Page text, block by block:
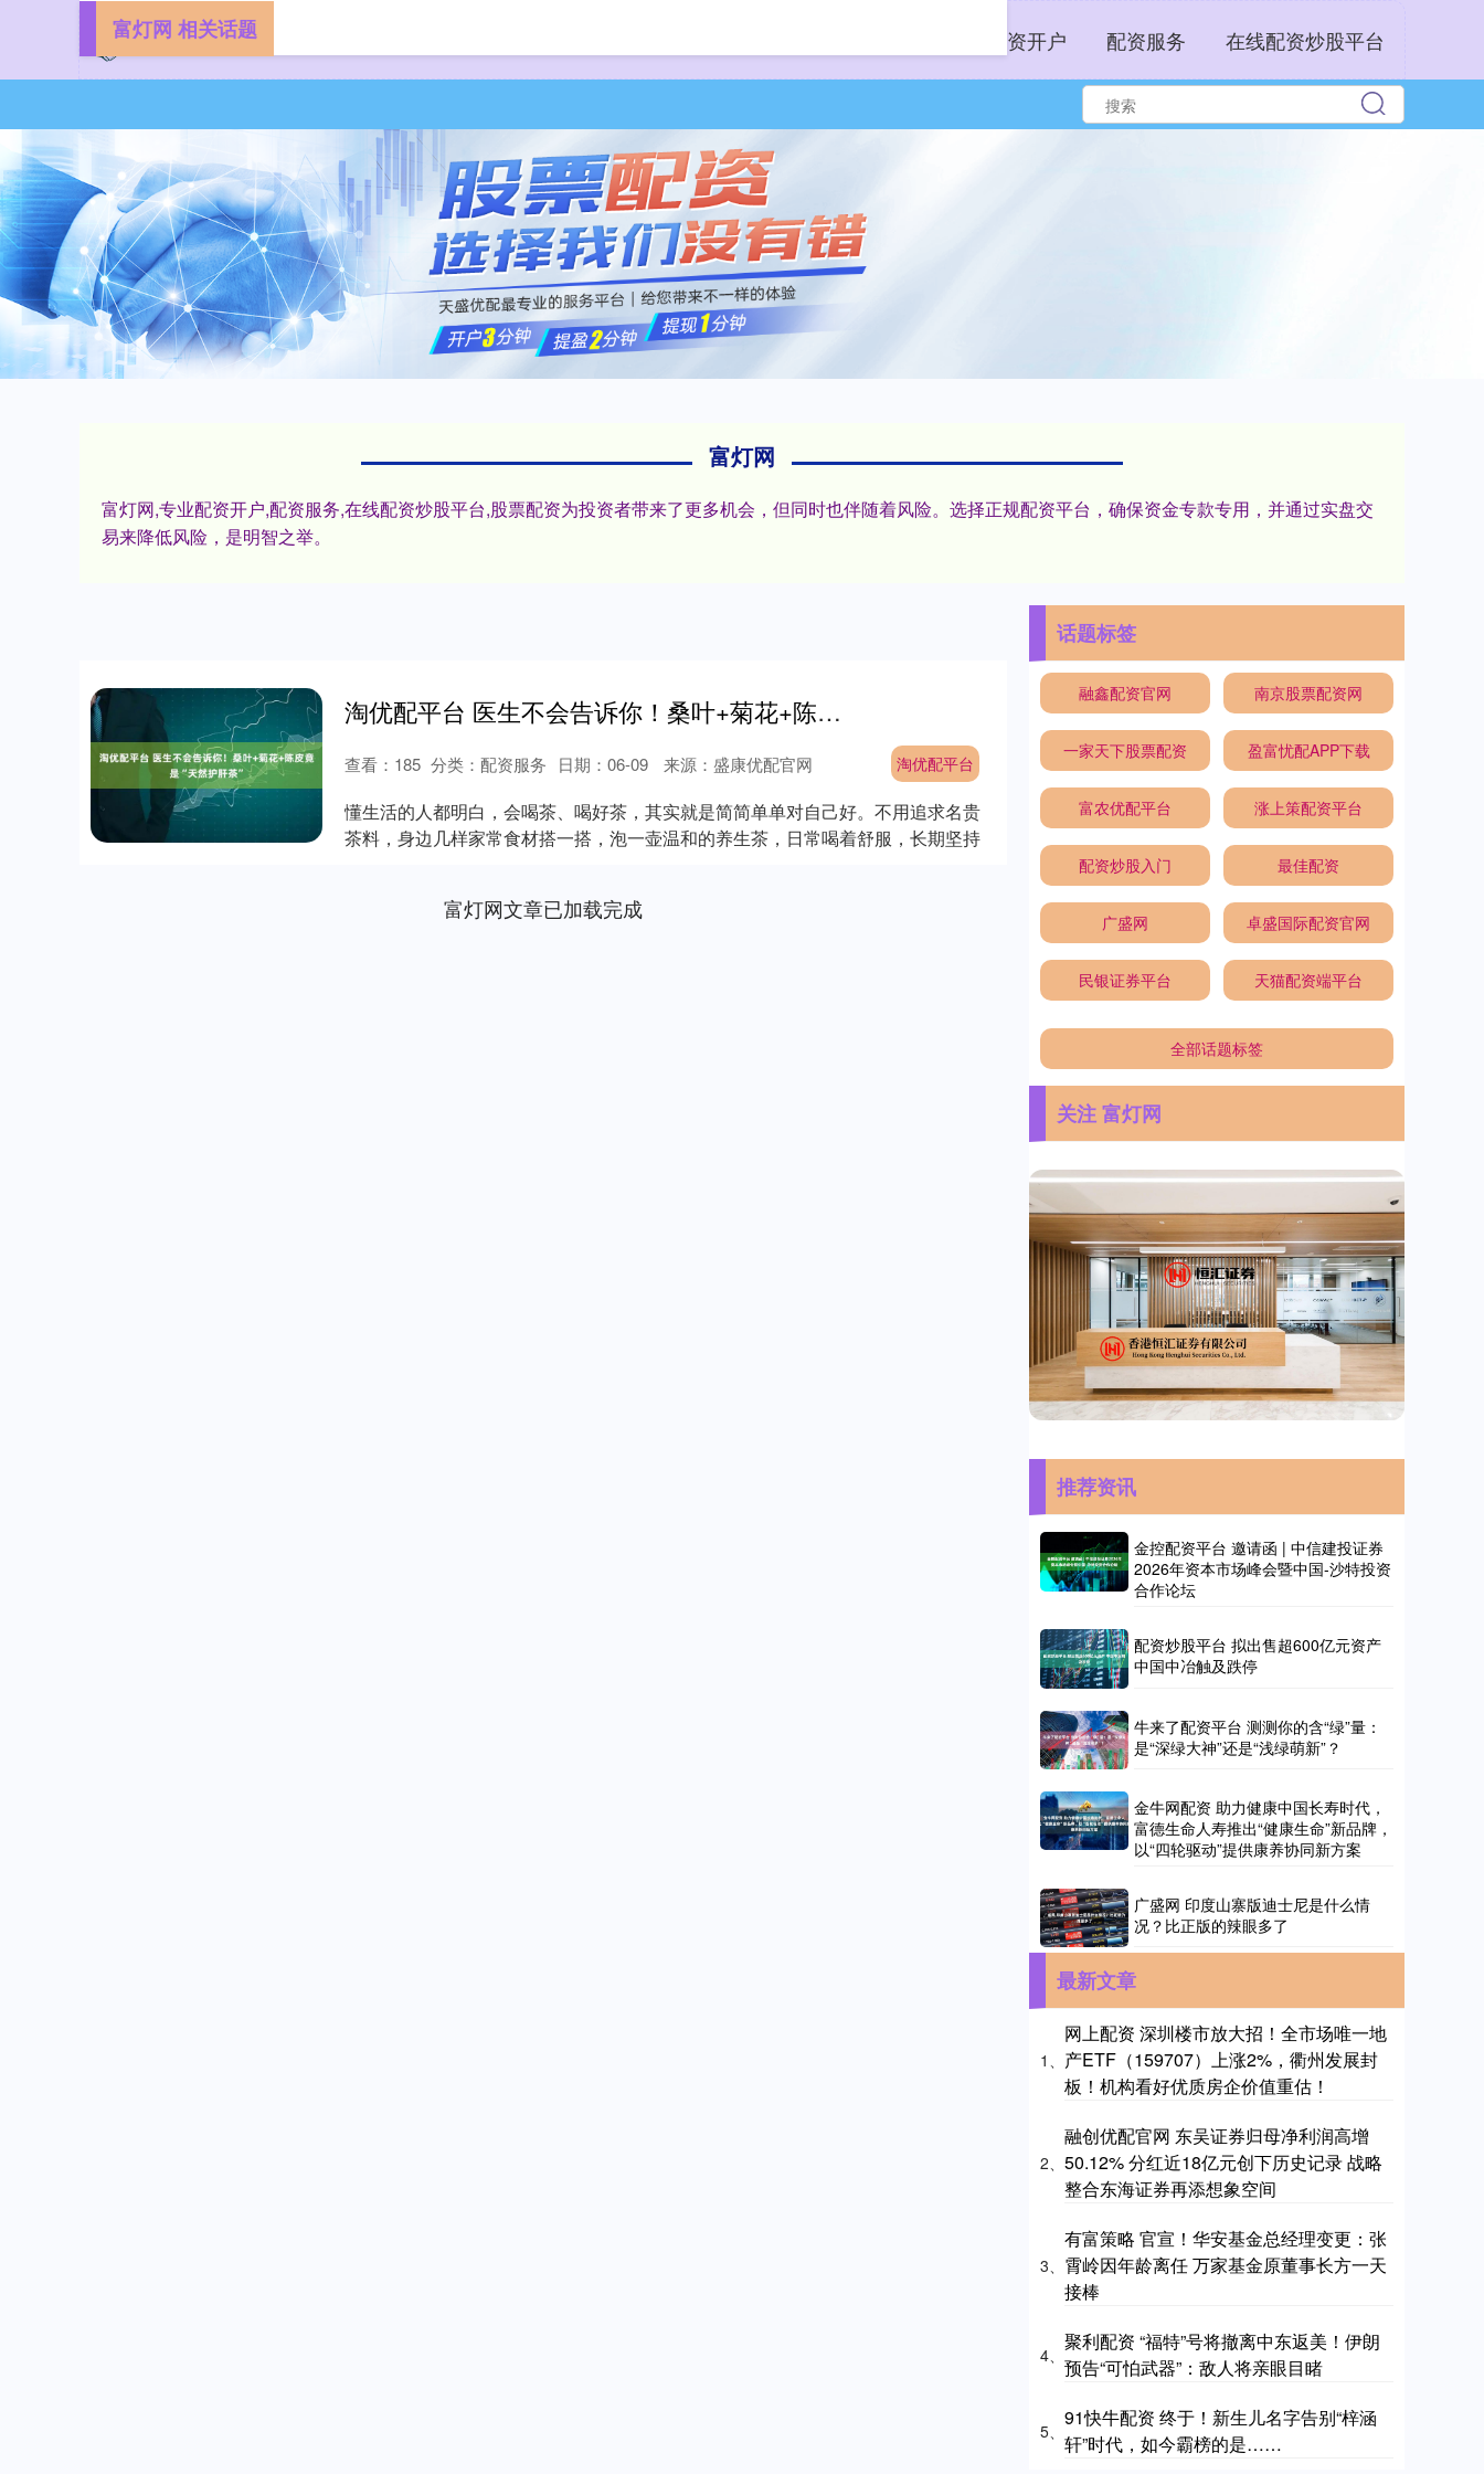
专业配资开户 配资服务 在线配资炒股平台
富灯网
富灯网,专业配资开户,配资服务,在线配资炒股平台,股票配资为投资者带来了更多机会，但同时也伴随着风险。选择正规配资平台，确保资金专款专用，并通过实盘交
易来降低风险，是明智之举。
富灯网 相关话题
淘优配平台 医生不会告诉你！桑叶+菊花+陈皮竟是“天然护肝茶”
淘优配平台
日期：06-09 来源：盛康优配官网
查看： 185 分类： 配资服务
懂生活的人都明白，会喝茶、喝好茶，其实就是简简单单对自己好。不用追求名贵
茶料，身边几样家常食材搭一搭，泡一壶温和的养生茶，日常喝着舒服，长期坚持
富灯网文章已加载完成
话题标签
融鑫配资官网 南京股票配资网
一家天下股票配资 盈富忧配APP下载
富农优配平台 涨上策配资平台
配资炒股入门 最佳配资
广盛网 卓盛国际配资官网
民银证券平台 天猫配资端平台
全部话题标签
关注 富灯网
推荐资讯
金控配资平台 邀请函 | 中信建投证券
2026年资本市场峰会暨中国-沙特投资
合作论坛
配资炒股平台 拟出售超600亿元资产
中国中冶触及跌停
牛来了配资平台 测测你的含“绿”量：
是“深绿大神”还是“浅绿萌新”？
金牛网配资 助力健康中国长寿时代，
富德生命人寿推出“健康生命”新品牌，
以“四轮驱动”提供康养协同新方案
广盛网 印度山寨版迪士尼是什么情
况？比正版的辣眼多了
最新文章
1、
网上配资 深圳楼市放大招！全市场唯一地
产ETF（159707）上涨2%，衢州发展封
板！机构看好优质房企价值重估！
2、
融创优配官网 东吴证券归母净利润高增
50.12% 分红近18亿元创下历史记录 战略
整合东海证券再添想象空间
3、
有富策略 官宣！华安基金总经理变更：张
霄岭因年龄离任 万家基金原董事长方一天
接棒
4、
聚利配资 “福特”号将撤离中东返美！伊朗
预告“可怕武器”：敌人将亲眼目睹
5、
91快牛配资 终于！新生儿名字告别“梓涵
轩”时代，如今霸榜的是……